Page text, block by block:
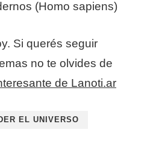
(Homo sapiens)
Si querés seguir
no te olvides de
de Lanoti.ar
EL UNIVERSO